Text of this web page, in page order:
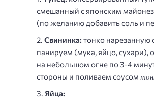
смешанный с японским
(по желанию добавить соль и
Свининка: тонко нарезанную
панируем (мука, яйцо, сухари),
на небольшом огне по 3-4
стороны и поливаем соусом
Яйца: